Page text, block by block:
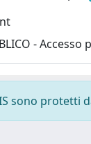
-
sono protetti